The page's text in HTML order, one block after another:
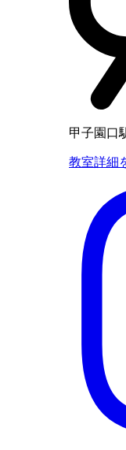
甲子園口
教室詳細